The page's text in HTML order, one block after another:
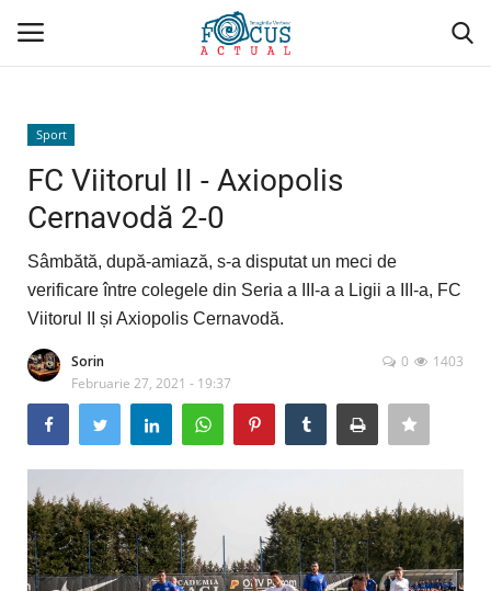
Conectare
Acasă
Evenimente
Administrativ/Social
Politică/Economie
Sport
Cultură/Religie
Timp liber/Sănătate
Sport
FC Viitorul II - Axiopolis
Cernavodă 2-0
Sâmbătă, după-amiază, s-a disputat un meci de
verificare între colegele din Seria a III-a a Ligii a III-a, FC
Viitorul II și Axiopolis Cernavodă.
Sorin
Februarie 27, 2021 - 19:37
1403
0